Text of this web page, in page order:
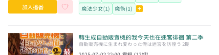
加入追番
魔法少女(1)
魔術(1)
轉生成自動販賣機的我今天也在迷宮徘徊 第二季
自動販売機に生まれ変わった俺は迷宮を彷徨う 2期